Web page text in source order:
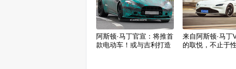
阿斯顿·马丁官宣：将推首
款电动车！或与吉利打造
来自阿斯顿·马丁
的取悦，不止于